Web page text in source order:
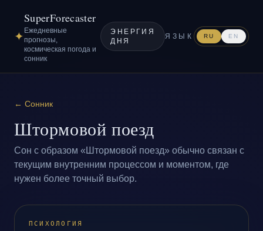
✦
SuperForecaster
Ежедневные
прогнозы,
космическая погода и
сонник
ЭНЕРГИЯ
ДНЯ
ЯЗЫК RU EN
← Сонник
Штормовой поезд
Сон с образом «Штормовой поезд» обычно связан с
текущим внутренним процессом и моментом, где
нужен более точный выбор.
ПСИХОЛОГИЯ